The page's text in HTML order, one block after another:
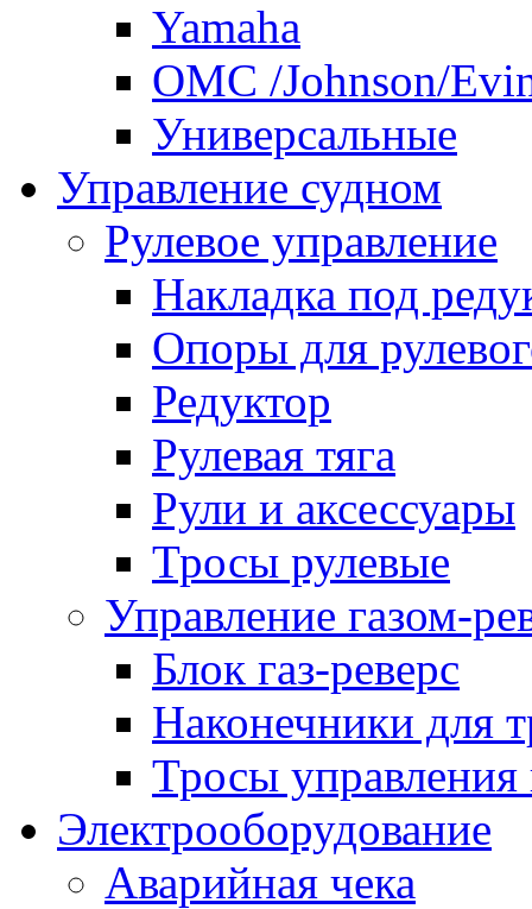
Yamaha
ОМС /Johnson/
Универсальные
Управление судном
Рулевое управление
Накладка под
Опоры для
Редуктор
Рулевая тяга
Рули и аксессуары
Тросы рулевые
Управление газом-
Блок газ-реверс
Наконечники для
Тросы управления
Электрооборудование
Аварийная чека